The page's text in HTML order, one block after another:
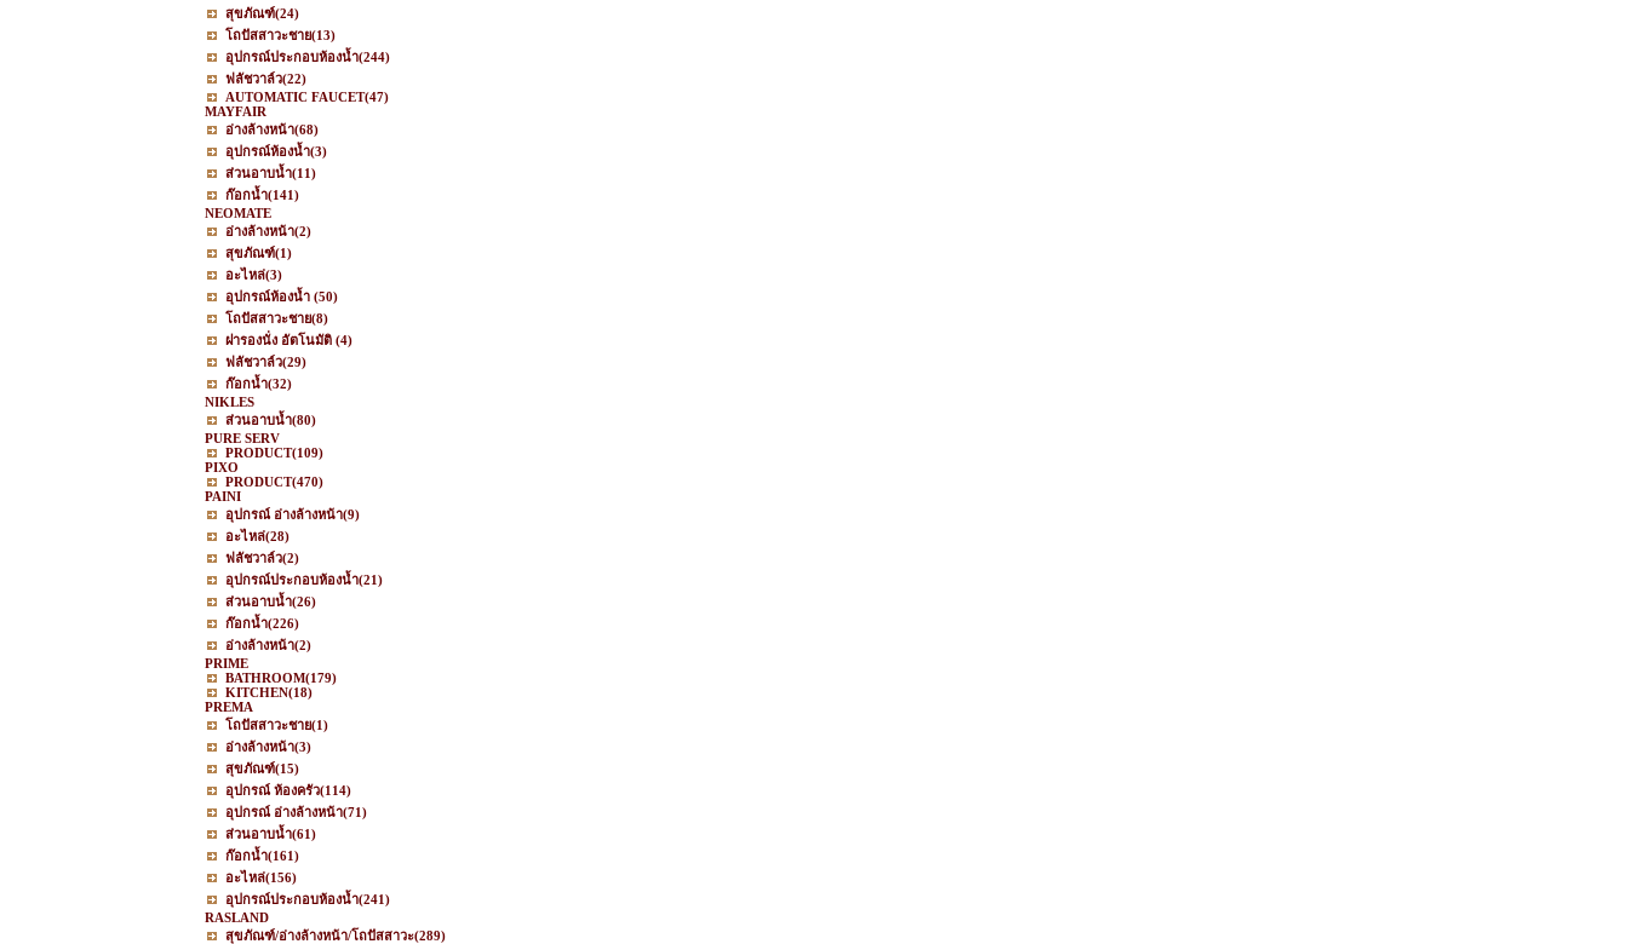
สุขภัณฑ์(24)
โถปัสสาวะชาย(13)
อุปกรณ์ประกอบห้องน้ำ(244)
ฟลัชวาล์ว(22)
AUTOMATIC FAUCET(47)
MAYFAIR
อ่างล้างหน้า(68)
อุปกรณ์ห้องน้ำ(3)
ส่วนอาบน้ำ(11)
ก๊อกน้ำ(141)
NEOMATE
อ่างล้างหน้า(2)
สุขภัณฑ์(1)
อะไหล่(3)
อุปกรณ์ห้องน้ำ (50)
โถปัสสาวะชาย(8)
ฝารองนั่ง อัตโนมัติ (4)
ฟลัชวาล์ว(29)
ก๊อกน้ำ(32)
NIKLES
ส่วนอาบน้ำ(80)
PURE SERV
PRODUCT(109)
PIXO
PRODUCT(470)
PAINI
อุปกรณ์ อ่างล้างหน้า(9)
อะไหล่(28)
ฟลัชวาล์ว(2)
อุปกรณ์ประกอบห้องน้ำ(21)
ส่วนอาบน้ำ(26)
ก๊อกน้ำ(226)
อ่างล้างหน้า(2)
PRIME
BATHROOM(179)
KITCHEN(18)
PREMA
โถปัสสาวะชาย(1)
อ่างล้างหน้า(3)
สุขภัณฑ์(15)
อุปกรณ์ ห้องครัว(114)
อุปกรณ์ อ่างล้างหน้า(71)
ส่วนอาบน้ำ(61)
ก๊อกน้ำ(161)
อะไหล่(156)
อุปกรณ์ประกอบห้องน้ำ(241)
RASLAND
สุขภัณฑ์/อ่างล้างหน้า/โถปัสสาวะ(289)